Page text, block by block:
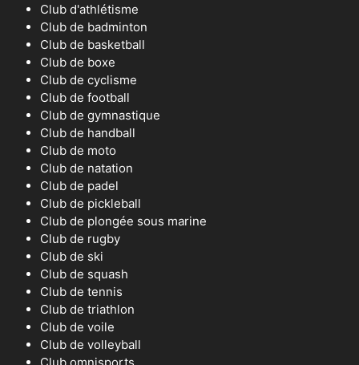
Club d'athlétisme
Club de badminton
Club de basketball
Club de boxe
Club de cyclisme
Club de football
Club de gymnastique
Club de handball
Club de moto
Club de natation
Club de padel
Club de pickleball
Club de plongée sous marine
Club de rugby
Club de ski
Club de squash
Club de tennis
Club de triathlon
Club de voile
Club de volleyball